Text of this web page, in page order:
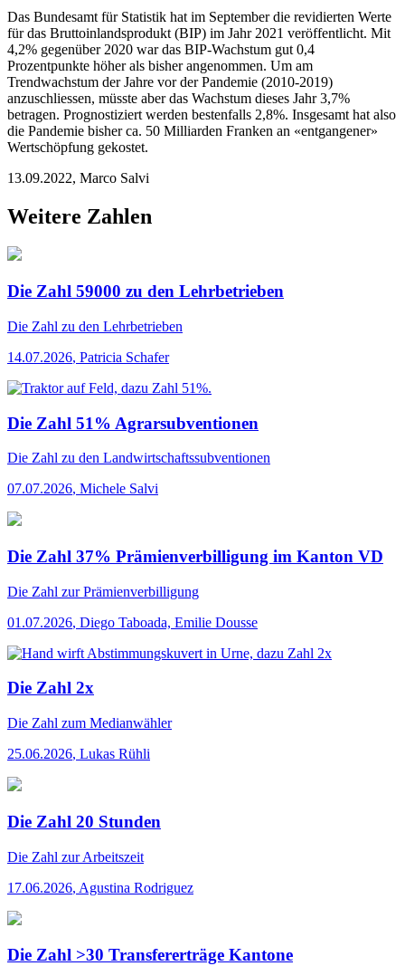
Das Bundesamt für Statistik hat im September die revidierten Werte
für das Bruttoinlandsprodukt (BIP) im Jahr 2021 veröffentlicht. Mit
4,2% gegenüber 2020 war das BIP-Wachstum gut 0,4
Prozentpunkte höher als bisher angenommen. Um am
Trendwachstum der Jahre vor der Pandemie (2010-2019)
anzuschliessen, müsste aber das Wachstum dieses Jahr 3,7%
betragen. Prognostiziert werden bestenfalls 2,8%. Insgesamt hat also
die Pandemie bisher ca. 50 Milliarden Franken an «entgangener»
Wertschöpfung gekostet.
13.09.2022, Marco Salvi
Weitere Zahlen
Die Zahl 59000 zu den Lehrbetrieben
Die Zahl zu den Lehrbetrieben
14.07.2026, Patricia Schafer
Die Zahl 51% Agrarsubventionen
Die Zahl zu den Landwirtschaftssubventionen
07.07.2026, Michele Salvi
Die Zahl 37% Prämienverbilligung im Kanton VD
Die Zahl zur Prämienverbilligung
01.07.2026, Diego Taboada, Emilie Dousse
Die Zahl 2x
Die Zahl zum Medianwähler
25.06.2026, Lukas Rühli
Die Zahl 20 Stunden
Die Zahl zur Arbeitszeit
17.06.2026, Agustina Rodriguez
Die Zahl >30 Transfererträge Kantone